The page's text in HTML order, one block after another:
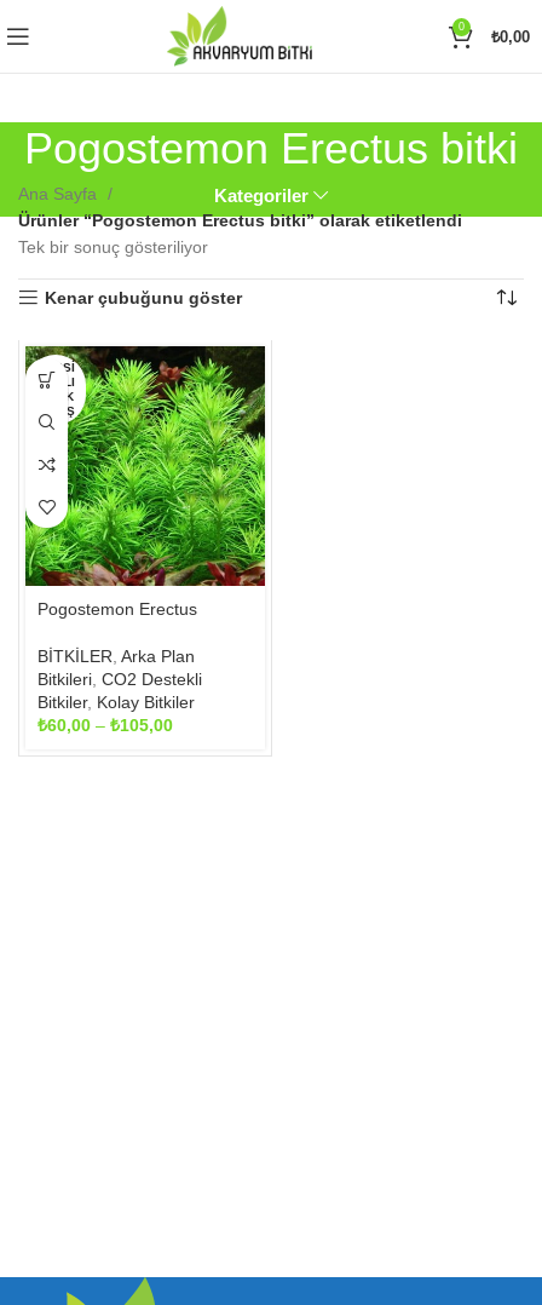
0
₺0,00
Pogostemon Erectus bitki
Kategoriler
Ana Sayfa
Ürünler “Pogostemon Erectus bitki” olarak etiketlendi
Tek bir sonuç gösteriliyor
Kenar çubuğunu göster
HEPSI
SATILI
P TÜK
ENMIŞ
Bu
ürünün
birden
varyasyonu
Seçenekler
ürün
sayfasından
seçilebilir
Pogostemon Erectus
BİTKİLER Arka Plan
Bitkileri CO2 Destekli
Bitkiler, Kolay Bitkiler
₺60,00 – ₺105,00Fiyat